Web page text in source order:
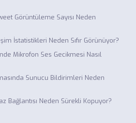
Görüntüleme Sayısı Neden
İstatistikleri Neden Sıfır Görünüyor?
Mikrofon Ses Gecikmesi Nasıl
Sunucu Bildirimleri Neden
Bağlantısı Neden Sürekli Kopuyor?